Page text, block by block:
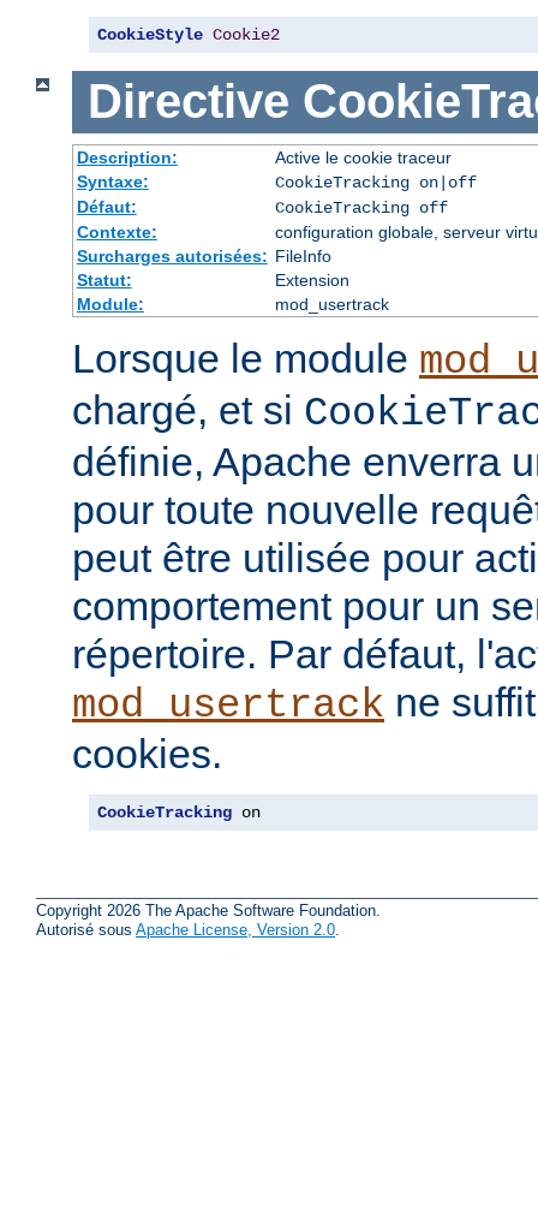
CookieStyle Cookie2
Directive
Description:
Active le cookie traceur
Syntaxe:
CookieTracking on|off
Défaut:
CookieTracking off
Contexte:
configuration globale, serveur
Surcharges autorisées: FileInfo
Statut:
Extension
Module:
mod_usertrack
Lorsque le module
chargé, et si
définie, Apache enverra
pour toute nouvelle
peut être utilisée pour
comportement pour un
répertoire. Par défaut,
mod_usertrack ne
cookies.
CookieTracking on
Copyright 2026 The Apache Software Foundation.
Autorisé sous Apache License, Version 2.0.